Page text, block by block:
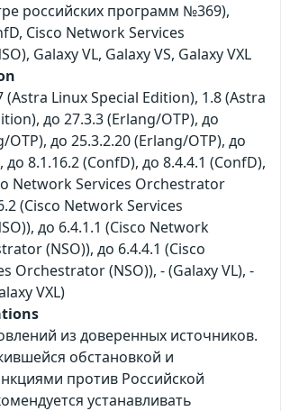
российских программ №369),
Cisco Network Services
Galaxy VL, Galaxy VS, Galaxy VXL
Linux Special Edition), 1.8 (Astra
до 27.3.3 (Erlang/OTP), до
OTP), до 25.3.2.20 (Erlang/OTP), до
до 8.1.16.2 (ConfD), до 8.4.4.1 (ConfD),
Network Services Orchestrator
(Cisco Network Services
до 6.4.1.1 (Cisco Network
(NSO)), до 6.4.4.1 (Cisco
Orchestrator (NSO)), - (Galaxy VL), -
VXL)
из доверенных источников.
обстановкой и
против Российской
устанавливать